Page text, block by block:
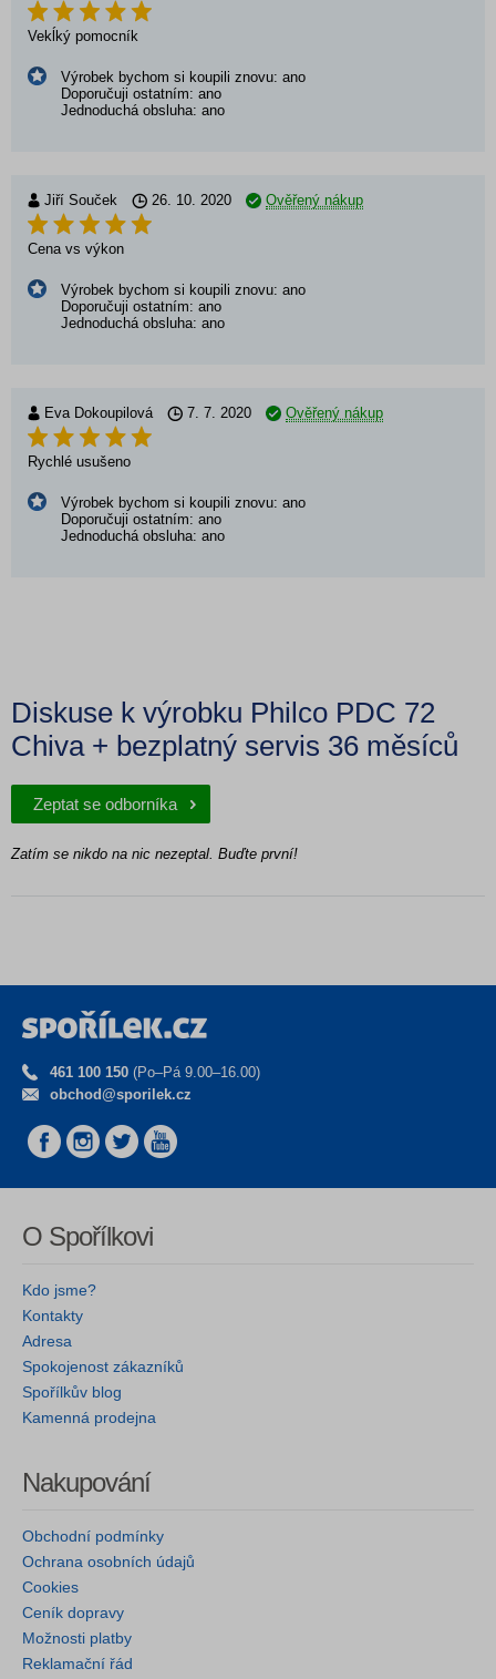
Vekĺký pomocník
Výrobek bychom si koupili znovu: ano
Doporučuji ostatním: ano
Jednoduchá obsluha: ano
Jiří Souček 26. 10. 2020 Ověřený nákup
Cena vs výkon
Výrobek bychom si koupili znovu: ano
Doporučuji ostatním: ano
Jednoduchá obsluha: ano
Eva Dokoupilová 7. 7. 2020 Ověřený nákup
Rychlé usušeno
Výrobek bychom si koupili znovu: ano
Doporučuji ostatním: ano
Jednoduchá obsluha: ano
Diskuse k výrobku Philco PDC 72
Chiva + bezplatný servis 36 měsíců
Zeptat se odborníka
Zatím se nikdo na nic nezeptal. Buďte první!
461 100 150 (Po–Pá 9.00–16.00)
obchod@sporilek.cz
O Spořílkovi
Kdo jsme?
Kontakty
Adresa
Spokojenost zákazníků
Spořílkův blog
Kamenná prodejna
Nakupování
Obchodní podmínky
Ochrana osobních údajů
Cookies
Ceník dopravy
Možnosti platby
Reklamační řád